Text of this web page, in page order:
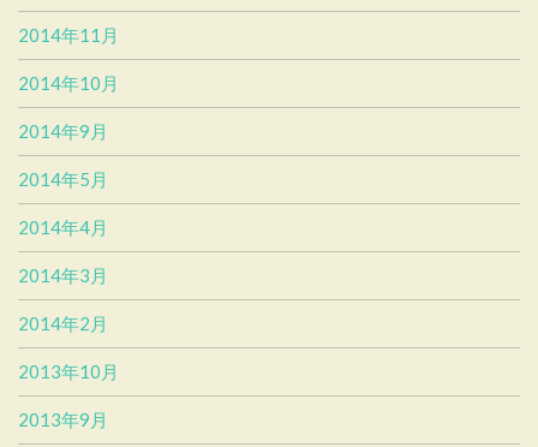
2014年11月
2014年10月
2014年9月
2014年5月
2014年4月
2014年3月
2014年2月
2013年10月
2013年9月